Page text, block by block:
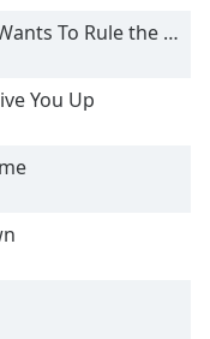
To Rule the World
You Up